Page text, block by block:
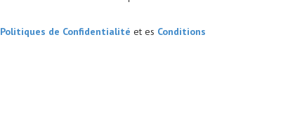
Politiques de Confidentialité et es Conditions